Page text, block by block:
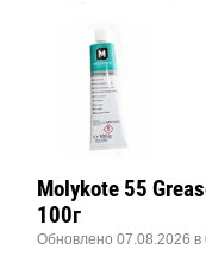
Molykote 55
100г
Обновлено 07.08.2026 в